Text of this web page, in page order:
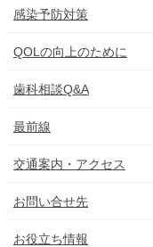
感染予防対策
QOLの向上のために
歯科相談Q&A
最前線
交通案内・アクセス
お問い合せ先
お役立ち情報